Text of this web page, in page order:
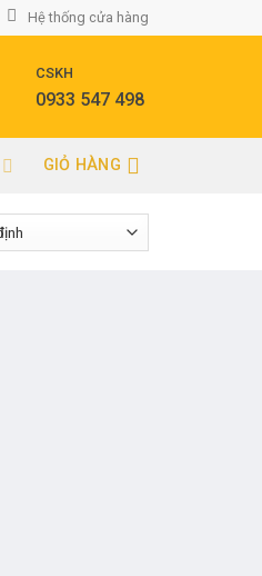
Hệ thống cửa hàng
CSKH
0933 547 498
GIỎ HÀNG